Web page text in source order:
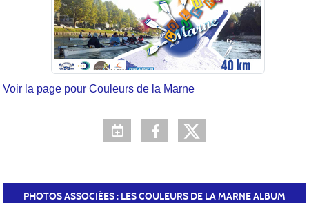
Voir la page pour Couleurs de la Marne
PHOTOS ASSOCIÉES : LES COULEURS DE LA MARNE ALBUM